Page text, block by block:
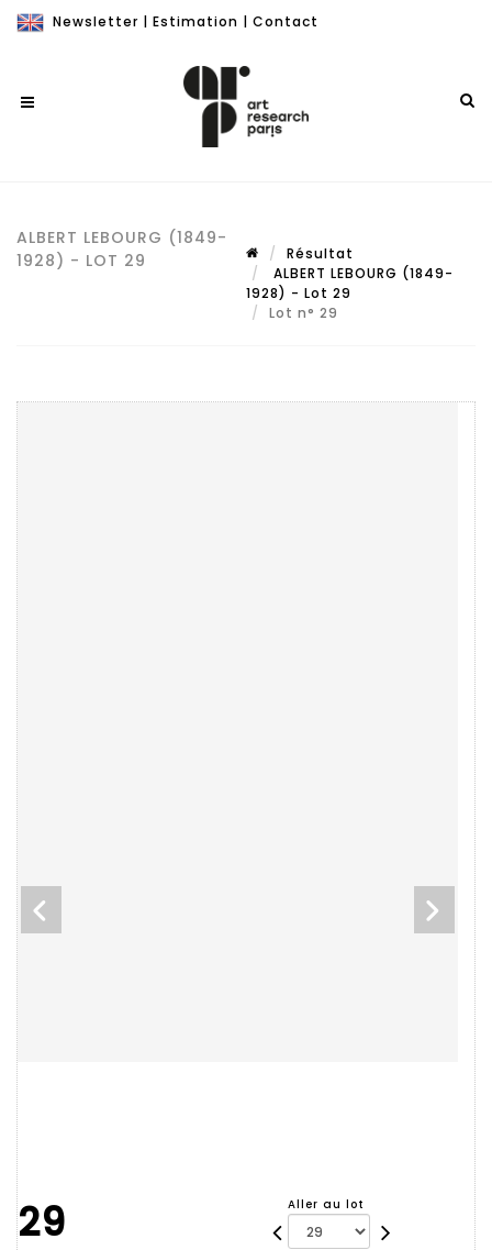
Newsletter | Estimation | Contact
ALBERT LEBOURG (1849-
1928) - LOT 29
Résultat
ALBERT LEBOURG (1849-
1928) - Lot 29
Lot n° 29
29 Aller au lot